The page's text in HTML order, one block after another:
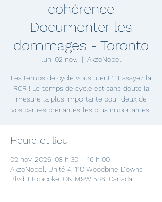
cohérence
Documenter les
dommages - Toronto
lun. 02 nov.
  |
AkzoNobel
Les temps de cycle vous tuent ? Essayez la
RCR ! Le temps de cycle est sans doute la
mesure la plus importante pour deux de
vos parties prenantes les plus importantes.
Heure et lieu
02 nov. 2026, 08 h 30 – 16 h 00
AkzoNobel, Unité 4, 110 Woodbine Downs
Blvd, Etobicoke, ON M9W 5S6, Canada